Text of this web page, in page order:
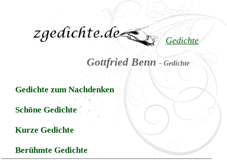
Gedichte
Gottfried Benn- Gedichte
Gedichte zum Nachdenken
Schöne Gedichte
Kurze Gedichte
Berühmte Gedichte